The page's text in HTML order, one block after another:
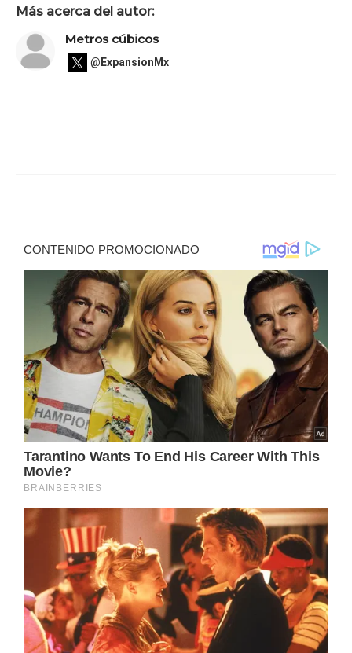
Más acerca del autor:
Metros cúbicos
@ExpansionMx